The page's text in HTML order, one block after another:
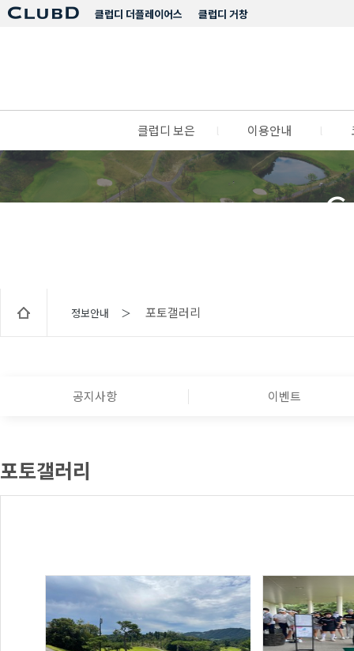
클럽디 거창
클럽디 더플레이어스
클럽디 보은 이용안내
정보안내 ＞ 포토갤러리
공지사항 이벤트
포토갤러리